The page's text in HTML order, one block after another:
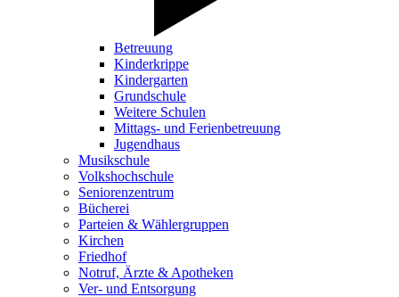
Betreuung
Kinderkrippe
Kindergarten
Grundschule
Weitere Schulen
Mittags- und Ferienbetreuung
Jugendhaus
Musikschule
Volkshochschule
Seniorenzentrum
Bücherei
Parteien & Wählergruppen
Kirchen
Friedhof
Notruf, Ärzte & Apotheken
Ver- und Entsorgung